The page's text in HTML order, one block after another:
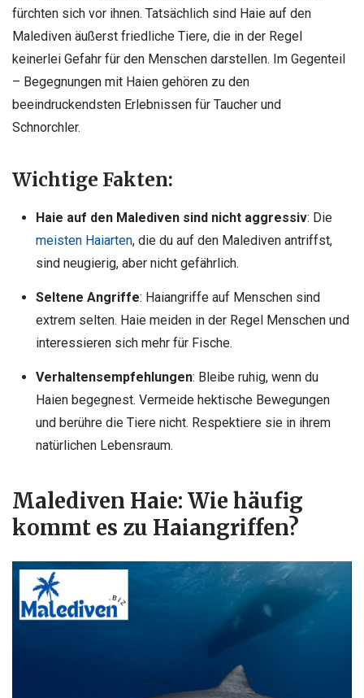
fürchten sich vor ihnen. Tatsächlich sind Haie auf den
Malediven äußerst friedliche Tiere, die in der Regel
keinerlei Gefahr für den Menschen darstellen. Im Gegenteil
– Begegnungen mit Haien gehören zu den
beeindruckendsten Erlebnissen für Taucher und
Schnorchler.
Wichtige Fakten:
Haie auf den Malediven sind nicht aggressiv: Die
meisten Haiarten, die du auf den Malediven antriffst,
sind neugierig, aber nicht gefährlich.
Seltene Angriffe: Haiangriffe auf Menschen sind
extrem selten. Haie meiden in der Regel Menschen und
interessieren sich mehr für Fische.
Verhaltensempfehlungen: Bleibe ruhig, wenn du
Haien begegnest. Vermeide hektische Bewegungen
und berühre die Tiere nicht. Respektiere sie in ihrem
natürlichen Lebensraum.
Malediven Haie: Wie häufig
kommt es zu Haiangriffen?